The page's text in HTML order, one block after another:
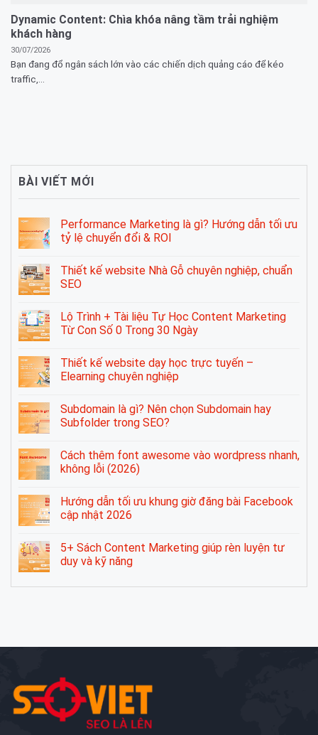
Dynamic Content: Chìa khóa nâng tầm trải nghiệm
khách hàng
30/07/2026
Bạn đang đổ ngân sách lớn vào các chiến dịch quảng cáo để kéo
traffic,...
BÀI VIẾT MỚI
Performance Marketing là gì? Hướng dẫn tối ưu
tỷ lệ chuyển đổi & ROI
Thiết kế website Nhà Gỗ chuyên nghiệp, chuẩn
SEO
Lộ Trình + Tài liệu Tự Học Content Marketing
Từ Con Số 0 Trong 30 Ngày
Thiết kế website dạy học trực tuyến –
Elearning chuyên nghiệp
Subdomain là gì? Nên chọn Subdomain hay
Subfolder trong SEO?
Cách thêm font awesome vào wordpress nhanh,
không lỗi (2026)
Hướng dẫn tối ưu khung giờ đăng bài Facebook
cập nhật 2026
5+ Sách Content Marketing giúp rèn luyện tư
duy và kỹ năng